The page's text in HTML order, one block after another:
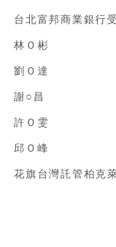
台北富邦商業銀行
林Ｏ彬
劉Ｏ達
謝○昌
許Ｏ雯
邱Ｏ峰
花旗台灣託管柏克